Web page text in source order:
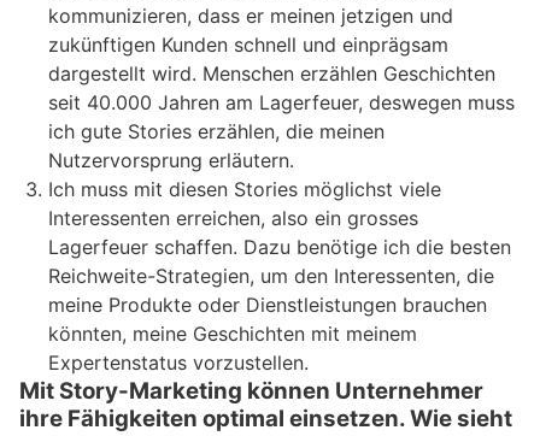
kommunizieren, dass er meinen jetzigen und
zukünftigen Kunden schnell und einprägsam
dargestellt wird. Menschen erzählen Geschichten
seit 40.000 Jahren am Lagerfeuer, deswegen muss
ich gute Stories erzählen, die meinen
Nutzervorsprung erläutern.
Ich muss mit diesen Stories möglichst viele
Interessenten erreichen, also ein grosses
Lagerfeuer schaffen. Dazu benötige ich die besten
Reichweite-Strategien, um den Interessenten, die
meine Produkte oder Dienstleistungen brauchen
könnten, meine Geschichten mit meinem
Expertenstatus vorzustellen.
Mit Story-Marketing können Unternehmer
ihre Fähigkeiten optimal einsetzen. Wie sieht